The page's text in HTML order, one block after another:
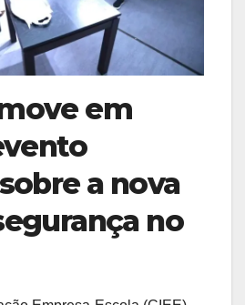
em
a nova
no